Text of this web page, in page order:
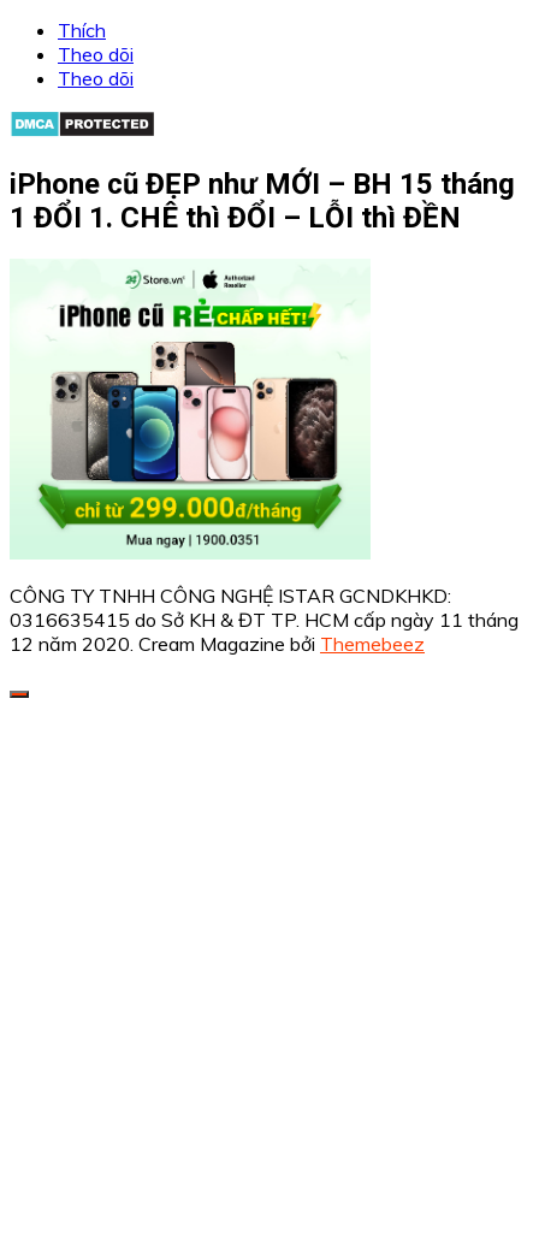
Thích
Theo dõi
Theo dõi
iPhone cũ ĐẸP như MỚI – BH 15 tháng
1 ĐỔI 1. CHÊ thì ĐỔI – LỖI thì ĐỀN
CÔNG TY TNHH CÔNG NGHỆ ISTAR GCNDKHKD:
0316635415 do Sở KH & ĐT TP. HCM cấp ngày 11 tháng
12 năm 2020. Cream Magazine bởi Themebeez